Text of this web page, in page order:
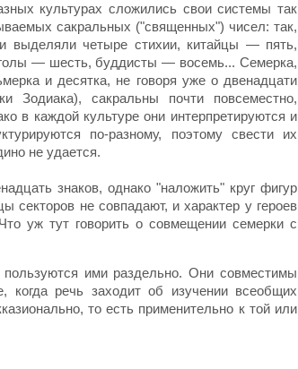
культурах сложились свои системы так
сакральных ("священных") чисел: так,
выделяли четыре стихии, китайцы — пять,
— шесть, буддисты — восемь... Семерка,
и десятка, не говоря уже о двенадцати
Зодиака), сакральны почти повсеместно,
в каждой культуре они интерпретируются и
по-разному, поэтому свести их
не удается.
знаков, однако "наложить" круг фигур
секторов не совпадают, и характер у героев
уж тут говорить о совмещении семерки с
ими раздельно. Они совместимы
когда речь заходит об изучении всеобщих
то есть применительно к той или